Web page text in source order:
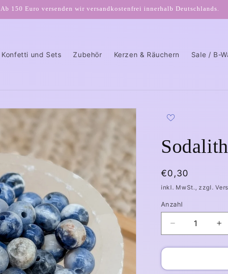
Ab 150 Euro versenden wir versandkostenfrei innerhalb Deutschlands.
Konfetti und Sets Zubehör Kerzen & Räuchern Sale / B-
Normaler
Preis
€0,30
inkl. MwSt., zzgl.
Anzahl
Verringere
die
Menge
Sodalith